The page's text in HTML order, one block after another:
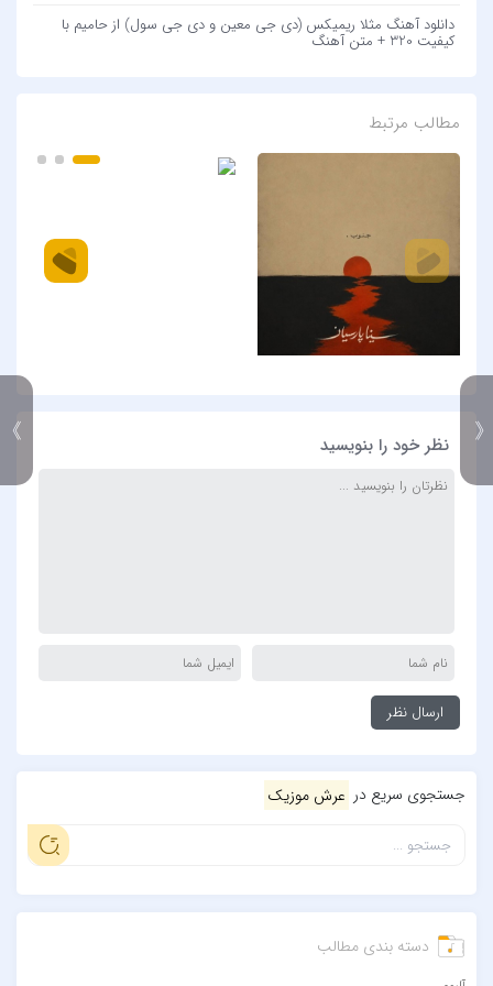
دانلود آهنگ مثلا ریمیکس (دی جی معین و دی جی سول) از حامیم با
کیفیت 320 + متن آهنگ
مطالب مرتبط
نظر خود را بنویسید
جستجوی سریع در عرش موزیک
دسته بندی مطالب
》